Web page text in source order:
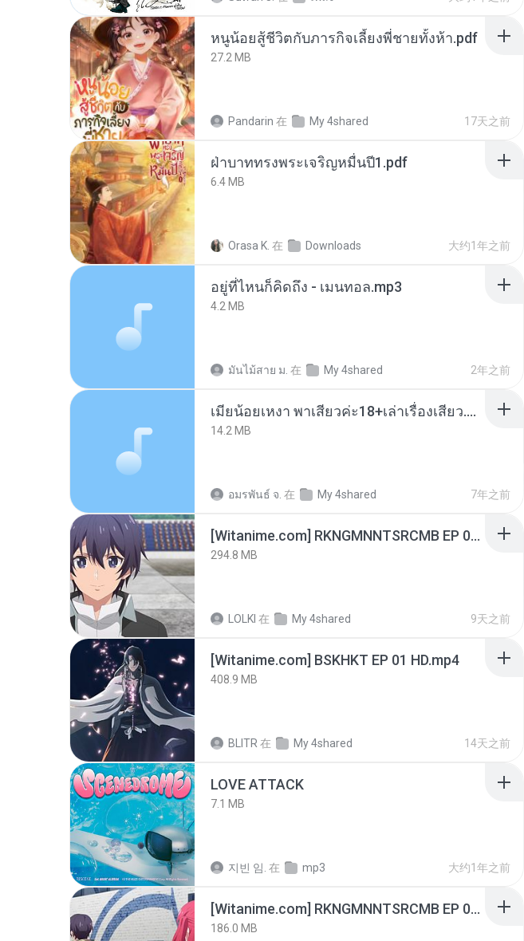
หนูน้อยสู้ชีวิตกับภารกิจเลี้ยงพี่ชายทั้งห้า.pdf
27.2 MB
Pandarin 在 My 4shared 17天之前
ฝ่าบาททรงพระเจริญหมื่นปี1.pdf
6.4 MB
Orasa K. 在 Downloads 大约1年之前
อยู่ที่ไหนก็คิดถึง - เมนทอล.mp3
4.2 MB
มันไม้สาย ม. 在 My 4shared 2年之前
เมียน้อยเหงา พาเสียวค่ะ18+เล่าเรื่องเสียว.mp3
14.2 MB
อมรพันธ์ จ. 在 My 4shared 7年之前
[Witanime.com] RKNGMNNTSRCMB EP 06 HD.mp4
294.8 MB
LOLKI 在 My 4shared 9天之前
[Witanime.com] BSKHKT EP 01 HD.mp4
408.9 MB
BLITR 在 My 4shared 14天之前
LOVE ATTACK
7.1 MB
지빈 임. 在 mp3 大约1年之前
[Witanime.com] RKNGMNNTSRCMB EP 05 HD.mp4
186.0 MB